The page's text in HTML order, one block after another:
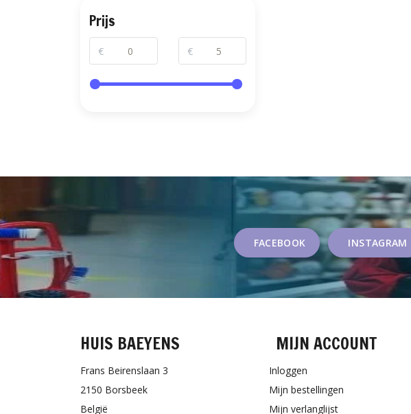
Prijs
€ €
FACEBOOK INSTAGRAM
HUIS BAEYENS
Frans Beirenslaan 3
2150 Borsbeek
België
MIJN ACCOUNT
Inloggen
Mijn bestellingen
Mijn verlanglijst